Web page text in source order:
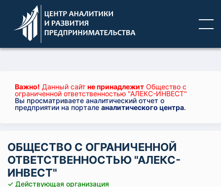
Важно! Данный сайт не принадлежит Общество с
ограниченной ответственностью "АЛЕКС-ИНВЕСТ"
Вы просматриваете аналитический отчет о
предприятии на портале аналитического центра.
ОБЩЕСТВО С ОГРАНИЧЕННОЙ
ОТВЕТСТВЕННОСТЬЮ "АЛЕКС-
ИНВЕСТ"
✓ Действующая организация